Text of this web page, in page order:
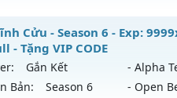
loại: Mu Nguyên bản Webzen
chống hack 99%
Tinh Hoa - Đông Người
mới ra tháng 08 2026 - Mở
500x - Drop: 40%
Cửu - Season 6 - Exp:
- Tặng VIP CODE
Gắn Kết - Alpha
Bản:
Season 6 - Open